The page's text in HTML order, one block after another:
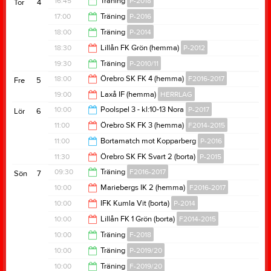
20:30
4
Tor
18:05
17:00 Träning P-2016
18:30
18:00 Träning P-2014
19:30
18:30 Lillån FK Grön (hemma) P-2012
20:30
19:30 Träning P-2010/11
21:00
5
Fre 18:00 Örebro SK FK 4 (hemma) F2016-2017
20:00
19:00 Laxå IF (hemma) HERRLAG
21:00
6
Lör 10:00 Poolspel 3 - kl:10-13 Nora P-2017
13:00
11:00 Örebro SK FK 3 (hemma) F2014-2015
13:00
11:00 Bortamatch mot Kopparberg P-2016
12:00
11:30 Örebro SK FK Svart 2 (borta) P-2015
13:30
7
Sön 09:30 Träning F2016-2017
11:00
10:00 Mariebergs IK 2 (hemma) F2016-2017
12:00
10:00 IFK Kumla Vit (borta) P-2014
12:00
10:00 Lillån FK 1 Grön (borta) F2014-2015
12:00
10:00 Träning F-2018
11:00
10:00 Träning P-2019/20
10:00 Träning F-2019/20